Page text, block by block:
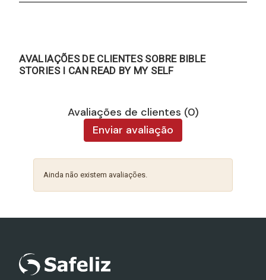
AVALIAÇÕES DE CLIENTES SOBRE BIBLE
STORIES I CAN READ BY MY SELF
Avaliações de clientes (0)
Enviar avaliação
Ainda não existem avaliações.